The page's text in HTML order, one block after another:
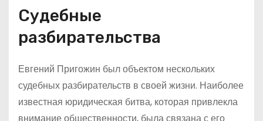
Судебные
разбирательства
Евгений Пригожин был объектом нескольких
судебных разбирательств в своей жизни. Наиболее
известная юридическая битва, которая привлекла